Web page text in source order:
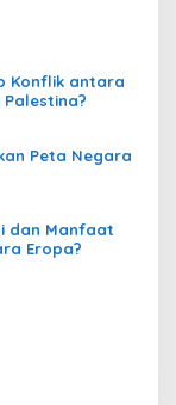
Konflik antara
Peta Negara
dan Manfaat
Eropa?